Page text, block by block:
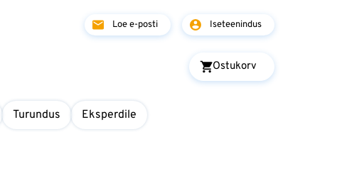
Loe e-posti Iseteenindus
Ostukorv
Turundus Eksperdile